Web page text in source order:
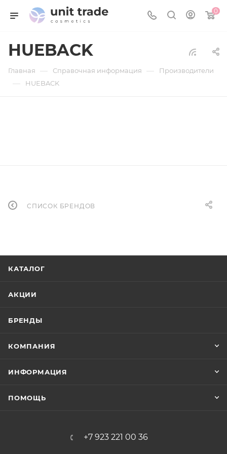
0
HUEBACK
Главная — Справочная информация — Производители
— HUEBACK
СПИСОК БРЕНДОВ
КАТАЛОГ
АКЦИИ
БРЕНДЫ
КОМПАНИЯ
ИНФОРМАЦИЯ
ПОМОЩЬ
+7 923 221 00 36